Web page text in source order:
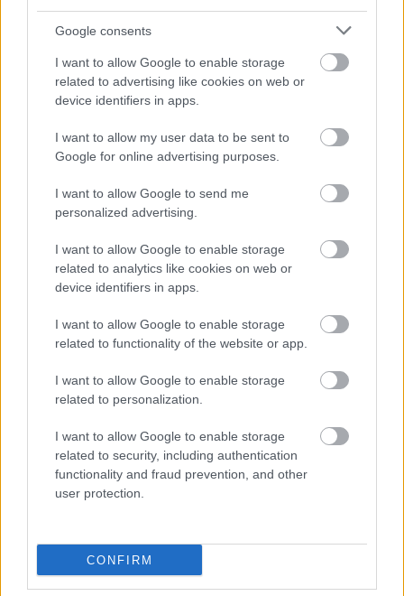
Google consents
I want to allow Google to enable storage
related to advertising like cookies on web or
device identifiers in apps.
I want to allow my user data to be sent to
Google for online advertising purposes.
I want to allow Google to send me
personalized advertising.
I want to allow Google to enable storage
related to analytics like cookies on web or
device identifiers in apps.
I want to allow Google to enable storage
related to functionality of the website or app.
I want to allow Google to enable storage
related to personalization.
I want to allow Google to enable storage
related to security, including authentication
functionality and fraud prevention, and other
user protection.
CONFIRM
A Hondánál hisznek az áttörésben,
teljesen új motorral érkeznek a
Holland Nagydíjra az Aston
Montoya azAS Colombia
a véleményét a helyzetről. A hétszeres
futamgyőztes szerint komoly kockázatot jelentene
maradna a helyén, semmint az Alpine-hoz
a dobogóért harcolna, azt mondanám, vágjon
bele. Tettek egy nagyon jó lépést előre, de nincs
garancia arra, hogy a következő szintet is meg
tudják ugrani” – mondta Montoya.
hatalmasat lépett előre, és mindannyian azt
vártuk, hogy mostanra már a sűrűjében harcolnak